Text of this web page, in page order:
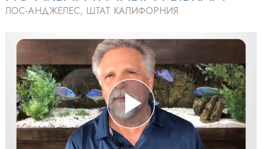
ЛОС-АНДЖЕЛЕС, ШТАТ КАЛИФОРНИЯ